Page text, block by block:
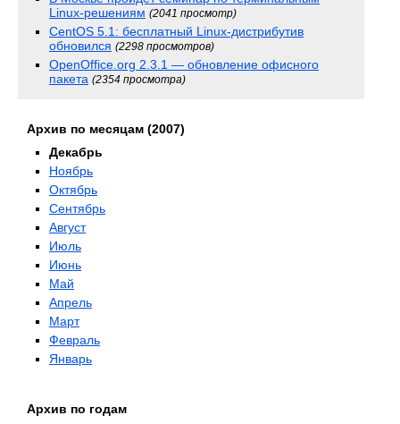
Linux-решениям (2041 просмотр)
CentOS 5.1: бесплатный Linux-дистрибутив
обновился (2298 просмотров)
OpenOffice.org 2.3.1 — обновление офисного
пакета (2354 просмотра)
Архив по месяцам (2007)
Декабрь
Ноябрь
Октябрь
Сентябрь
Август
Июль
Июнь
Май
Апрель
Март
Февраль
Январь
Архив по годам